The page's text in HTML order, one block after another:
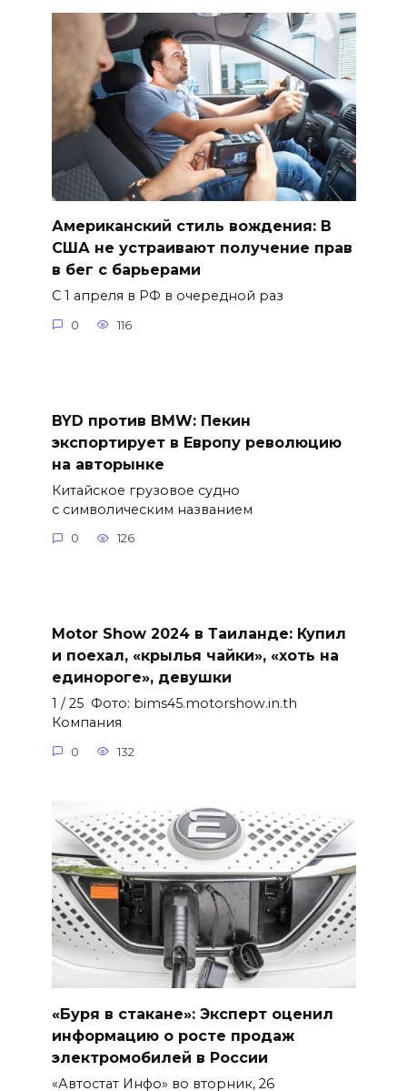
Американский стиль вождения: В
США не устраивают получение прав
в бег с барьерами
С 1 апреля в РФ в очередной раз
0 116
BYD против BMW: Пекин
экспортирует в Европу революцию
на авторынке
Китайское грузовое судно
с символическим названием
0 126
Motor Show 2024 в Таиланде: Купил
и поехал, «крылья чайки», «хоть на
единороге», девушки
1 / 25 Фото: bims45.motorshow.in.th
Компания
0 132
«Буря в стакане»: Эксперт оценил
информацию о росте продаж
электромобилей в России
«Автостат Инфо» во вторник, 26